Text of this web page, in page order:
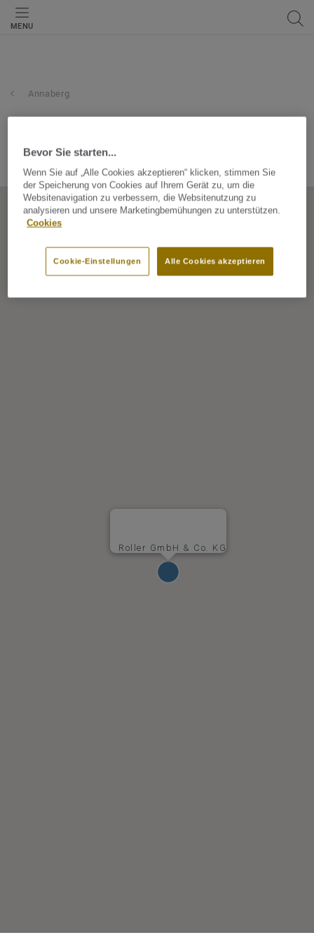
MENU
Annaberg
Roller GmbH & Co. KG
Bevor Sie starten...
Wenn Sie auf „Alle Cookies akzeptieren“ klicken, stimmen Sie
der Speicherung von Cookies auf Ihrem Gerät zu, um die
Websitenavigation zu verbessern, die Websitenutzung zu
analysieren und unsere Marketingbemühungen zu unterstützen.
Cookies
Alle Cookies akzeptieren
Cookie-Einstellungen